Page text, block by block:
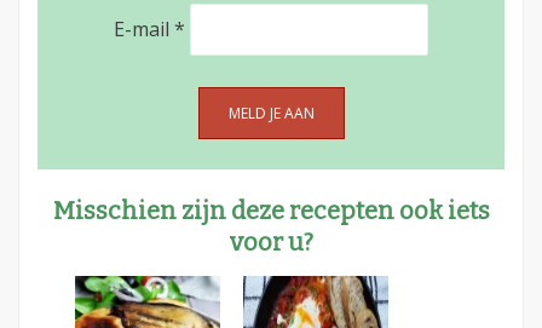
E-mail *
Misschien zijn deze recepten ook iets
voor u?